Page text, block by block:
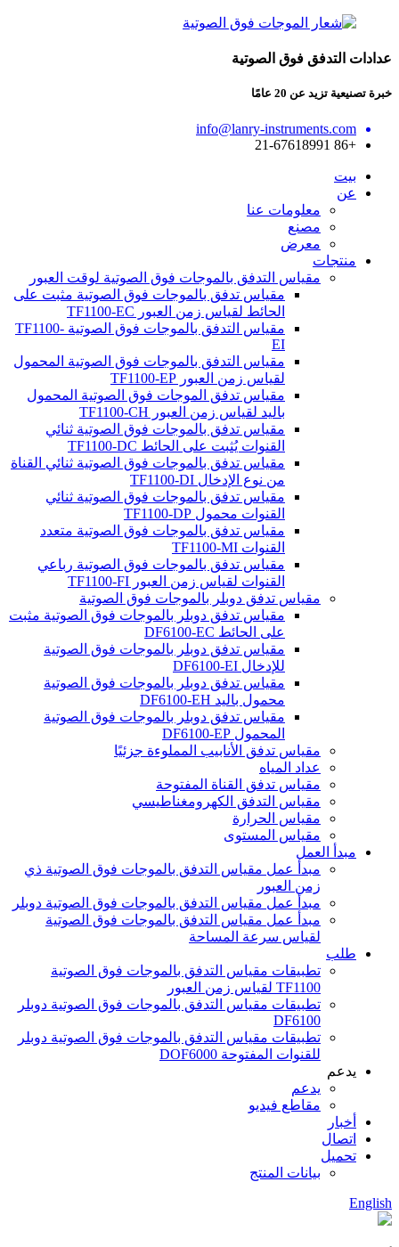
عدادات التدفق فوق الصوتية
خبرة تصنيعية تزيد عن 20 عامًا
info@lanry-instruments.com
+86 21-67618991
بيت
عن
معلومات عنا
مصنع
معرض
منتجات
مقياس التدفق بالموجات فوق الصوتية لوقت العبور
مقياس تدفق بالموجات فوق الصوتية مثبت على
الحائط لقياس زمن العبور TF1100-EC
مقياس التدفق بالموجات فوق الصوتية TF1100-
EI
مقياس التدفق بالموجات فوق الصوتية المحمول
لقياس زمن العبور TF1100-EP
مقياس تدفق الموجات فوق الصوتية المحمول
باليد لقياس زمن العبور TF1100-CH
مقياس تدفق بالموجات فوق الصوتية ثنائي
القنوات يُثبت على الحائط TF1100-DC
مقياس تدفق بالموجات فوق الصوتية ثنائي القناة
من نوع الإدخال TF1100-DI
مقياس تدفق بالموجات فوق الصوتية ثنائي
القنوات محمول TF1100-DP
مقياس تدفق بالموجات فوق الصوتية متعدد
القنوات TF1100-MI
مقياس تدفق بالموجات فوق الصوتية رباعي
القنوات لقياس زمن العبور TF1100-FI
مقياس تدفق دوبلر بالموجات فوق الصوتية
مقياس تدفق دوبلر بالموجات فوق الصوتية مثبت
على الحائط DF6100-EC
مقياس تدفق دوبلر بالموجات فوق الصوتية
للإدخال DF6100-EI
مقياس تدفق دوبلر بالموجات فوق الصوتية
محمول باليد DF6100-EH
مقياس تدفق دوبلر بالموجات فوق الصوتية
المحمول DF6100-EP
مقياس تدفق الأنابيب المملوءة جزئيًا
عداد المياه
مقياس تدفق القناة المفتوحة
مقياس التدفق الكهرومغناطيسي
مقياس الحرارة
مقياس المستوى
مبدأ العمل
مبدأ عمل مقياس التدفق بالموجات فوق الصوتية ذي
زمن العبور
مبدأ عمل مقياس التدفق بالموجات فوق الصوتية دوبلر
مبدأ عمل مقياس التدفق بالموجات فوق الصوتية
لقياس سرعة المساحة
طلب
تطبيقات مقياس التدفق بالموجات فوق الصوتية
TF1100 لقياس زمن العبور
تطبيقات مقياس التدفق بالموجات فوق الصوتية دوبلر
DF6100
تطبيقات مقياس التدفق بالموجات فوق الصوتية دوبلر
للقنوات المفتوحة DOF6000
يدعم
يدعم
مقاطع فيديو
أخبار
اتصال
تحميل
بيانات المنتج
English